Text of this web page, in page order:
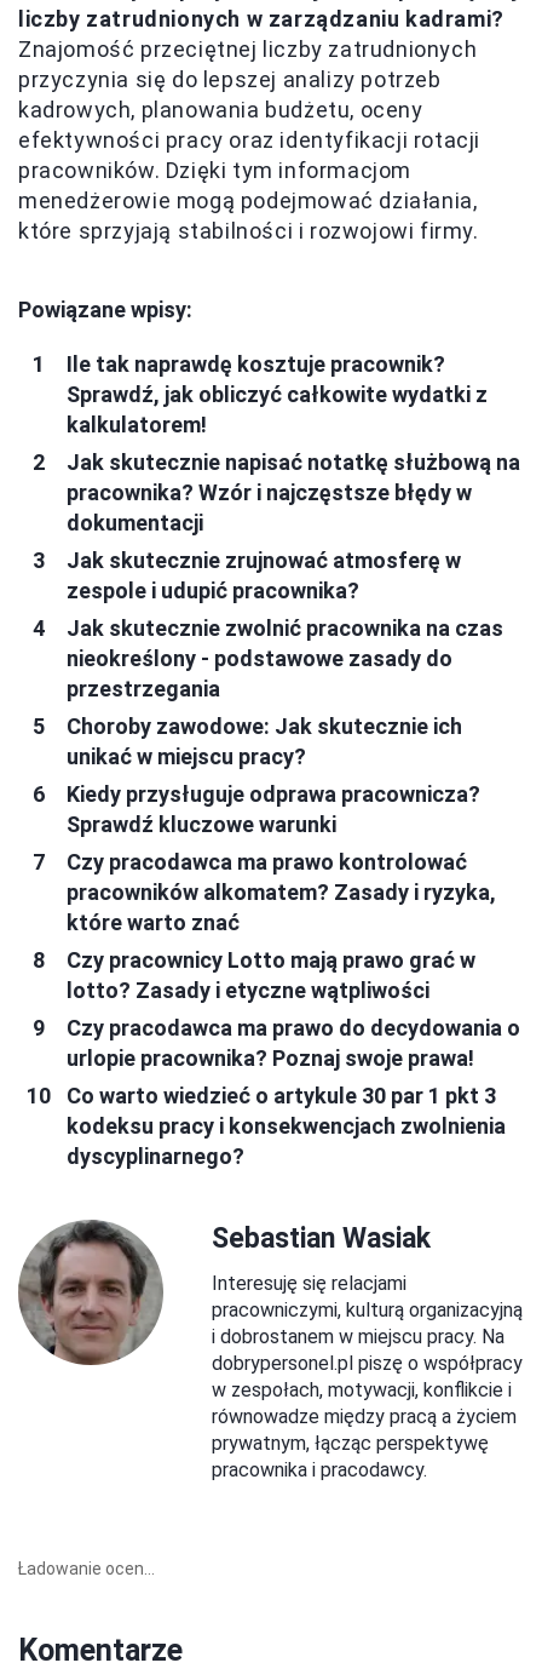
liczby zatrudnionych w zarządzaniu kadrami?
Znajomość przeciętnej liczby zatrudnionych
przyczynia się do lepszej analizy potrzeb
kadrowych, planowania budżetu, oceny
efektywności pracy oraz identyfikacji rotacji
pracowników. Dzięki tym informacjom
menedżerowie mogą podejmować działania,
które sprzyjają stabilności i rozwojowi firmy.
Powiązane wpisy:
Ile tak naprawdę kosztuje pracownik?
Sprawdź, jak obliczyć całkowite wydatki z
kalkulatorem!
Jak skutecznie napisać notatkę służbową na
pracownika? Wzór i najczęstsze błędy w
dokumentacji
Jak skutecznie zrujnować atmosferę w
zespole i udupić pracownika?
Jak skutecznie zwolnić pracownika na czas
nieokreślony - podstawowe zasady do
przestrzegania
Choroby zawodowe: Jak skutecznie ich
unikać w miejscu pracy?
Kiedy przysługuje odprawa pracownicza?
Sprawdź kluczowe warunki
Czy pracodawca ma prawo kontrolować
pracowników alkomatem? Zasady i ryzyka,
które warto znać
Czy pracownicy Lotto mają prawo grać w
lotto? Zasady i etyczne wątpliwości
Czy pracodawca ma prawo do decydowania o
urlopie pracownika? Poznaj swoje prawa!
Co warto wiedzieć o artykule 30 par 1 pkt 3
kodeksu pracy i konsekwencjach zwolnienia
dyscyplinarnego?
Sebastian Wasiak
Interesuję się relacjami
pracowniczymi, kulturą organizacyjną
i dobrostanem w miejscu pracy. Na
dobrypersonel.pl piszę o współpracy
w zespołach, motywacji, konflikcie i
równowadze między pracą a życiem
prywatnym, łącząc perspektywę
pracownika i pracodawcy.
Ładowanie ocen...
Komentarze